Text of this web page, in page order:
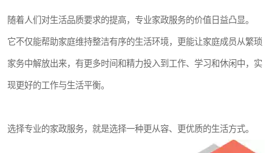
随着人们对生活品质要求的提高，专业家政服务的价值日益凸显。
它不仅能帮助家庭维持整洁有序的生活环境，更能让家庭成员从繁琐
家务中解放出来，有更多时间和精力投入到工作、学习和休闲中，实
现更好的工作与生活平衡。
选择专业的家政服务，就是选择一种更从容、更优质的生活方式。